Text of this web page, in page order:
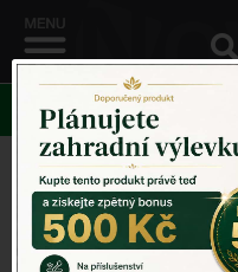
Venkovský domov ->
květináč čtvercový na
ornamenty